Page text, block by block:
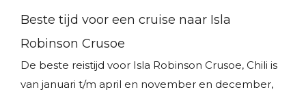
Beste tijd voor een cruise naar Isla
Robinson Crusoe
De beste reistijd voor Isla Robinson Crusoe, Chili is
van januari t/m april en november en december,